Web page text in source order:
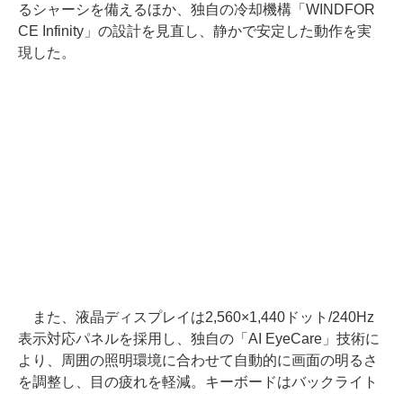
るシャーシを備えるほか、独自の冷却機構「WINDFOR
CE Infinity」の設計を見直し、静かで安定した動作を実
現した。
また、液晶ディスプレイは2,560×1,440ドット/240Hz
表示対応パネルを採用し、独自の「AI EyeCare」技術に
より、周囲の照明環境に合わせて自動的に画面の明るさ
を調整し、目の疲れを軽減。キーボードはバックライト